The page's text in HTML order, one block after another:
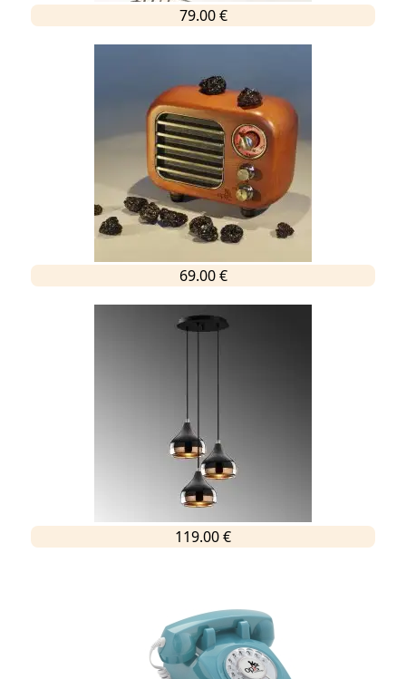
79.00 €
69.00 €
119.00 €